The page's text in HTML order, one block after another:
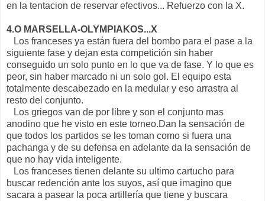
en la tentacion de reservar efectivos... Refuerzo con la X.
4.O MARSELLA-OLYMPIAKOS...X
Los franceses ya están fuera del bombo para el pase a la
siguiente fase y dejan esta competición sin haber
conseguido un solo punto en lo que va de fase. Y lo que es
peor, sin haber marcado ni un solo gol. El equipo esta
totalmente descabezado en la medular y eso arrastra al
resto del conjunto.
Los griegos van de por libre y son el conjunto mas
anodino que he visto en este torneo.Dan la sensación de
que todos los partidos se les toman como si fuera una
pachanga y de su defensa en adelante da la sensación de
que no hay vida inteligente.
Los franceses tienen delante su ultimo cartucho para
buscar redención ante los suyos, así que imagino que
sacara a pasear la poca artillería que tiene y buscara